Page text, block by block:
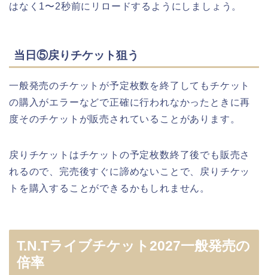
はなく1〜2秒前にリロードするようにしましょう。
当日⑤戻りチケット狙う
一般発売のチケットが予定枚数を終了してもチケット
の購入がエラーなどで正確に行われなかったときに再
度そのチケットが販売されていることがあります。
戻りチケットはチケットの予定枚数終了後でも販売さ
れるので、完売後すぐに諦めないことで、戻りチケッ
トを購入することができるかもしれません。
T.N.Tライブチケット2027一般発売の
倍率